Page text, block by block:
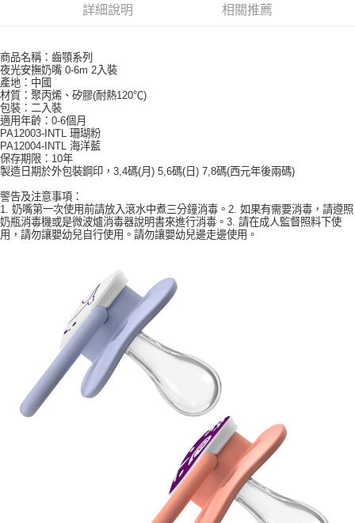
全家取貨付款
每筆NT$60，滿NT$490(含以上)免運費
付款後全家取貨
每筆NT$60，滿NT$490(含以上)免運費
7-11取貨付款
每筆NT$60，滿NT$490(含以上)免運費
付款後7-11取貨
每筆NT$60，滿NT$490(含以上)免運費
每筆NT$100，滿NT$690(含以上)免運費
每筆NT$150，滿NT$2,000(含以上)免運費
詳細說明 相關推薦
商品名稱：齒顎系列
夜光安撫奶嘴 0-6m 2入裝
產地：中國
材質：聚丙烯、矽膠(耐熱120℃)
包裝：二入裝
適用年齡：0-6個月
PA12003-INTL 珊瑚粉
PA12004-INTL 海洋藍
保存期限：10年
製造日期於外包裝鋼印，3,4碼(月) 5,6碼(日) 7,8碼(西元年後兩碼)
警告及注意事項：
1. 奶嘴第一次使用前請放入滾水中煮三分鐘消毒。2. 如果有需要消毒，請遵照
奶瓶消毒機或是微波爐消毒器說明書來進行消毒。3. 請在成人監督照料下使
用，請勿讓嬰幼兒自行使用。請勿讓嬰幼兒邊走邊使用。